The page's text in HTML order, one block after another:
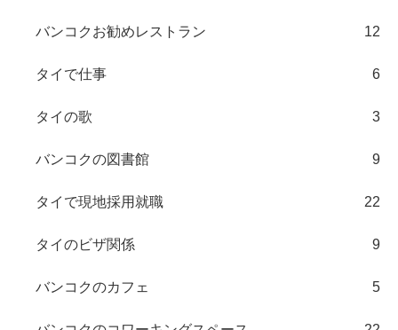
バンコクお勧めレストラン 12
タイで仕事 6
タイの歌 3
バンコクの図書館 9
タイで現地採用就職 22
タイのビザ関係 9
バンコクのカフェ 5